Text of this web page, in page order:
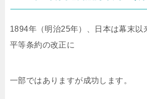
1894年（明治25年）、日本は幕末以
平等条約の改正に
一部ではありますが成功します。